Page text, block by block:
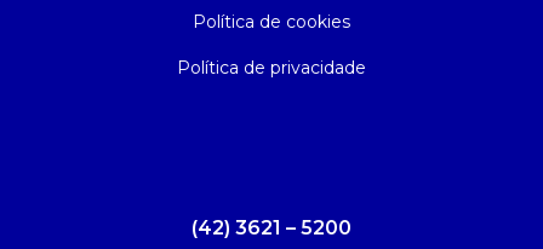
Política de cookies
Política de privacidade
(42) 3621 – 5200